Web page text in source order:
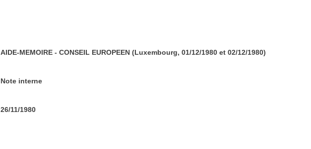
AIDE-MEMOIRE - CONSEIL EUROPEEN (Luxembourg, 01/12/1980 et 02/12/1980)
Note interne
26/11/1980